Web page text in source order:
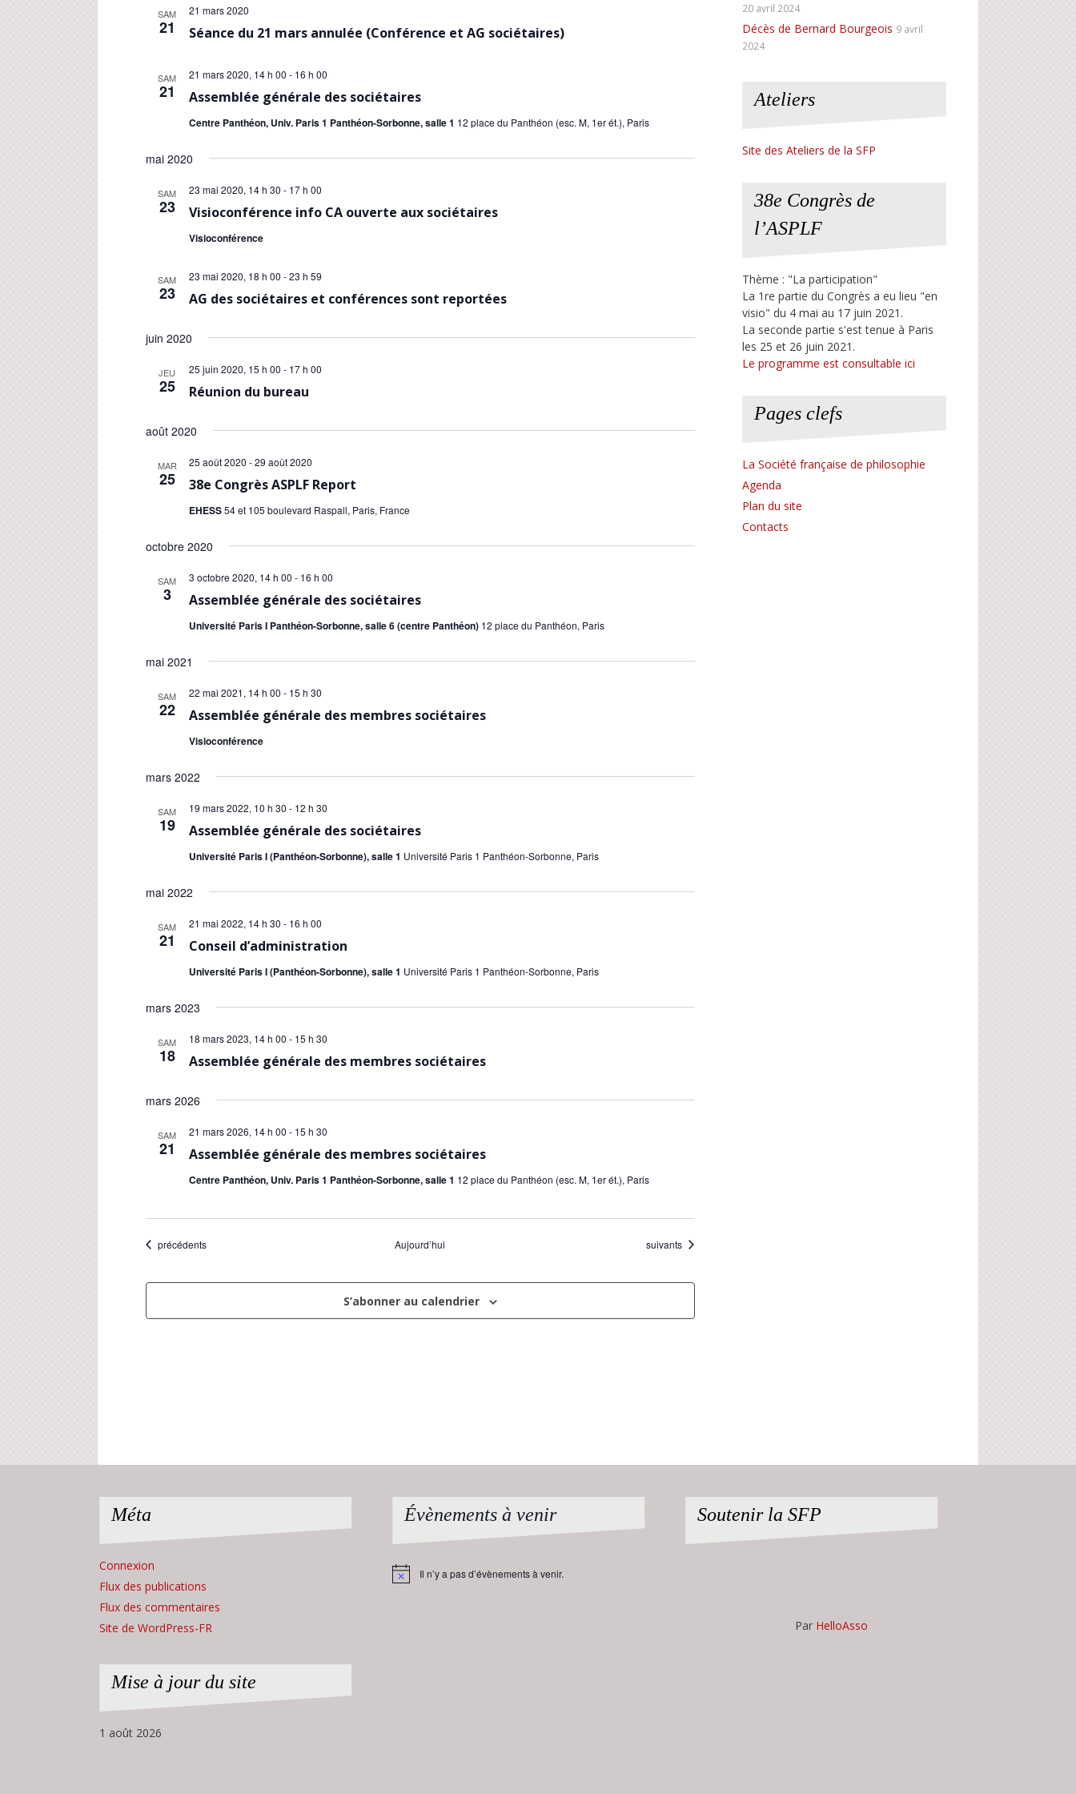
a
t
v
SAM
21 Séance du 21 mars annulée (Conférence et AG sociétaires)
21 mars 2020
SAM
21 Assemblée générale des sociétaires
21 mars 2020, 14 h 00 - 16 h 00
Centre Panthéon, Univ. Paris 1 Panthéon-Sorbonne, salle 1 12 place du Panthéon (esc. M, 1er ét.), Paris
mai 2020
SAM
23 Visioconférence info CA ouverte aux sociétaires
23 mai 2020, 14 h 30 - 17 h 00
Visioconférence
SAM
23 AG des sociétaires et conférences sont reportées
23 mai 2020, 18 h 00 -23 h 59
juin 2020
JEU
25 Réunion du bureau
25 juin 2020, 15 h 00 - 17 h 00
août 2020
MAR
25 38e Congrès ASPLF Report
25 août 2020 -29 août 2020
EHESS54 et 105 boulevard Raspail, Paris, France
octobre 2020
SAM
3 Assemblée générale des sociétaires
3 octobre 2020, 14 h 00 - 16 h 00
Université Paris I Panthéon-Sorbonne, salle 6 (centre Panthéon) 12 place du Panthéon, Paris
mai 2021
SAM
22 Assemblée générale des membres sociétaires
22 mai 2021, 14 h 00 - 15 h 30
Visioconférence
mars 2022
SAM
19 Assemblée générale des sociétaires
19 mars 2022, 10 h 30 - 12 h 30
Université Paris I (Panthéon-Sorbonne), salle 1 Université Paris 1 Panthéon-Sorbonne, Paris
mai 2022
SAM
21 Conseil d’administration
21 mai 2022, 14 h 30 - 16 h 00
Université Paris I (Panthéon-Sorbonne), salle 1 Université Paris 1 Panthéon-Sorbonne, Paris
mars 2023
SAM
18 Assemblée générale des membres sociétaires
18 mars 2023, 14 h 00 - 15 h 30
mars 2026
SAM
21 Assemblée générale des membres sociétaires
21 mars 2026, 14 h 00 - 15 h 30
Centre Panthéon, Univ. Paris 1 Panthéon-Sorbonne, salle 1 12 place du Panthéon (esc. M, 1er ét.), Paris
Évènements
précédents Aujourd’hui Évènements
suivants
S’abonner au calendrier
20 avril 2024
Décès de Bernard Bourgeois 9 avril
2024
Ateliers
Site des Ateliers de la SFP
38e Congrès de
l’ASPLF
Thème : "La participation"
La 1re partie du Congrès a eu lieu "en
visio" du 4 mai au 17 juin 2021.
La seconde partie s'est tenue à Paris
les 25 et 26 juin 2021.
Le programme est consultable ici
Pages clefs
La Société française de philosophie
Agenda
Plan du site
Contacts
Méta
Connexion
Flux des publications
Flux des commentaires
Site de WordPress-FR
Mise à jour du site
1 août 2026
Évènements à venir
Notice Il n’y a pas d’évènements à venir.
Soutenir la SFP
Par HelloAsso